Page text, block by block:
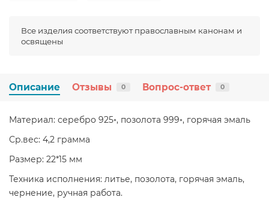
Все изделия соответствуют православным канонам и
освящены
Описание Отзывы 0 Вопрос-ответ 0
Материал: серебро 925◦, позолота 999◦, горячая эмаль
Ср.вес: 4,2 грамма
Размер: 22*15 мм
Техника исполнения: литье, позолота, горячая эмаль,
чернение, ручная работа.